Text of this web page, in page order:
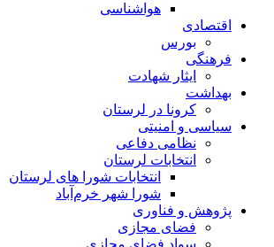
هواشناسی
اقتصادی
بورس
فرهنگی
ایثار شهادت
بهداشت
کرونا در لرستان
سیاسی و امنیتی
نظامی دفاعی
انتخابات لرستان
انتخابات شورا های لرستان
شورا شهر خرم‌آباد
پژوهش و فناوری
فضای مجازی
سواد فضای مجازی